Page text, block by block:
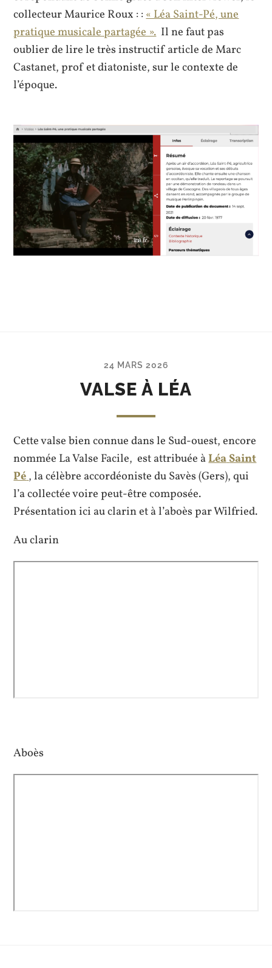
collecteur Maurice Roux : :« Léa Saint-Pé, une
pratique musicale partagée ».Il ne faut pas
oublier de lire le très instructif article de Marc
Castanet, prof et diatoniste, sur le contexte de
l’époque.
24 MARS 2026
VALSE À LÉA
Cette valse bien connue dans le Sud-ouest, encore
nommée La Valse Facile, est attribuée àLéaSaint
Pé, la célèbre accordéoniste du Savès (Gers), qui
l’a collectée voire peut-être composée.
Présentation ici au clarin et à l’aboès par Wilfried.
Au clarin
Aboès